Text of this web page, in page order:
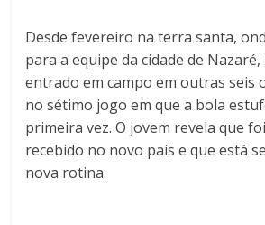
Desde fevereiro na terra santa,
para a equipe da cidade de Nazaré,
entrado em campo em outras seis
no sétimo jogo em que a bola
primeira vez. O jovem revela que
recebido no novo país e que está
nova rotina.